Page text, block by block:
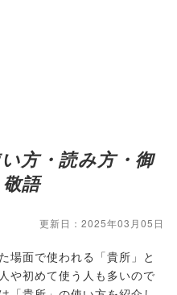
方・読み方・御
語
更新日：2025年03月05日
場面で使われる「貴所」と
や初めて使う人も多いので